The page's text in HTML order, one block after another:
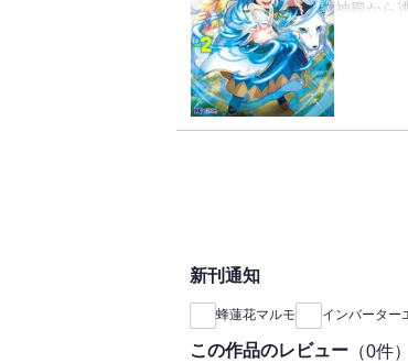
神殿から
込まれた
た元大聖
新刊通知
蜂蓮花マルモ インバーター
この作品のレビュー （0件）